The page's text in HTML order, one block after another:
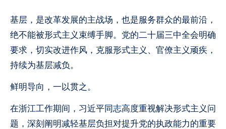
基层，是改革发展的主战场，也是服务群众的最前沿，
绝不能被形式主义束缚手脚。党的二十届三中全会明确
要求，切实改进作风，克服形式主义、官僚主义顽疾，
持续为基层减负。
鲜明导向，一以贯之。
在浙江工作期间，习近平同志高度重视解决形式主义问
题，深刻阐明减轻基层负担对提升党的执政能力的重要